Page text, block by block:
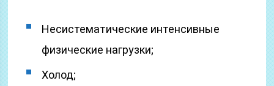
Несистематические интенсивные
физические нагрузки;
Холод;